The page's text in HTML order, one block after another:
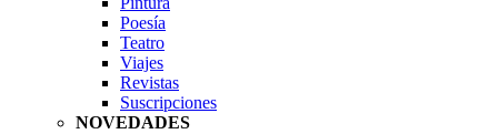
Poesía
Teatro
Viajes
Revistas
Suscripciones
NOVEDADES